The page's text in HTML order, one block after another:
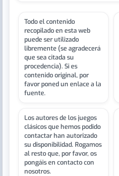
Todo el contenido
recopilado en esta web
puede ser utilizado
libremente (se agradecerá
que sea citada su
procedencia). Si es
contenido original, por
favor poned un enlace a la
fuente.
Los autores de los juegos
clásicos que hemos podido
contactar han autorizado
su disponibilidad. Rogamos
al resto que, por favor, os
pongáis en contacto con
nosotros.